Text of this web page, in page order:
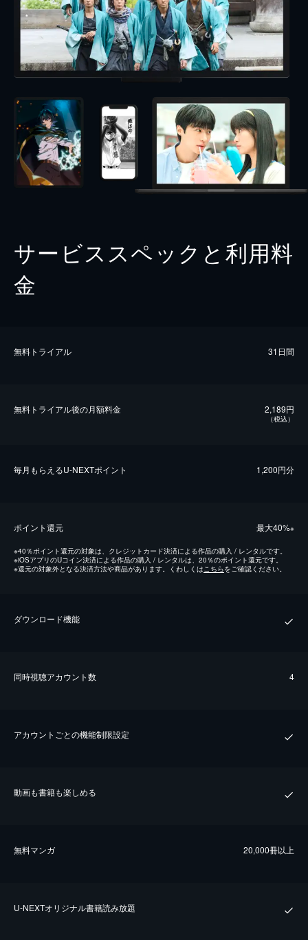
サービススペックと利用料
金
無料トライアル 31日間
無料トライアル後の⽉額料金 2,189円
（税込）
毎⽉もらえるU-NEXTポイント 1,200円分
ポイント還元 最⼤40%※
※40％ポイント還元の対象は、クレジットカード決済による作品の購入 / レンタルです。
※iOSアプリのUコイン決済による作品の購入 / レンタルは、20％のポイント還元です。
※還元の対象外となる決済方法や商品があります。くわしくは こちらをご確認ください。
ダウンロード機能
同時視聴アカウント数 4
アカウントごとの機能制限設定
動画も書籍も楽しめる
無料マンガ 20,000冊以上
U-NEXTオリジナル書籍読み放題